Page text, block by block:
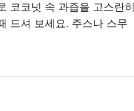
코코넛 속 과즙을 고스란히
드셔 보세요. 주스나 스무